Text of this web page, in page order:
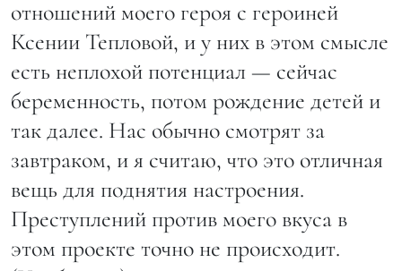
отношений моего героя с героиней
Ксении Тепловой, и у них в этом смысле
есть неплохой потенциал — сейчас
беременность, потом рождение детей и
так далее. Нас обычно смотрят за
завтраком, и я считаю, что это отличная
вещь для поднятия настроения.
Преступлений против моего вкуса в
этом проекте точно не происходит.